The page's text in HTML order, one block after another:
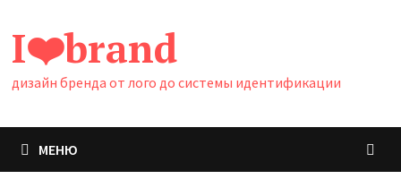
содержимому
I❤️brand
дизайн бренда от лого до системы идентификации
МЕНЮ